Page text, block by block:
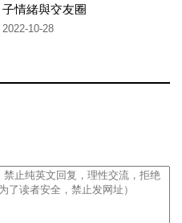
子情緒與交友圈
2022-10-28